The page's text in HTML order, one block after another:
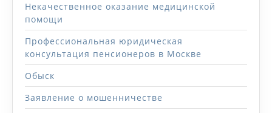
Некачественное оказание медицинской
помощи
Профессиональная юридическая
консультация пенсионеров в Москве
Обыск
Заявление о мошенничестве